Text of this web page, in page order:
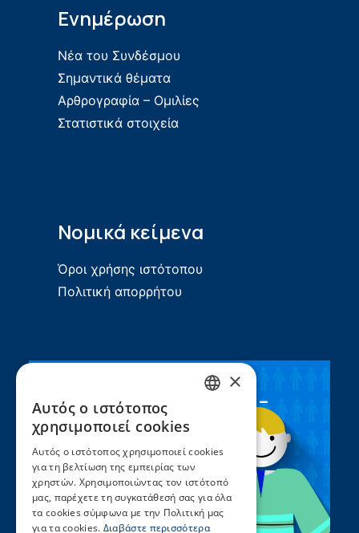
Ενημέρωση
Νέα του Συνδέσμου
Σημαντικά θέματα
Αρθρογραφία – Ομιλίες
Στατιστικά στοιχεία
Νομικά κείμενα
Όροι χρήσης ιστότοπου
Πολιτική απορρήτου
Συνεργασία ΣEEN –
UNICEF
×
Αυτός ο ιστότοπος
χρησιμοποιεί cookies
Αυτός ο ιστότοπος χρησιμοποιεί cookies
για τη βελτίωση της εμπειρίας των
χρηστών. Χρησιμοποιώντας τον ιστότοπό
μας, παρέχετε τη συγκατάθεσή σας για όλα
τα cookies σύμφωνα με την Πολιτική μας
για τα cookies. Διαβάστε περισσότερα